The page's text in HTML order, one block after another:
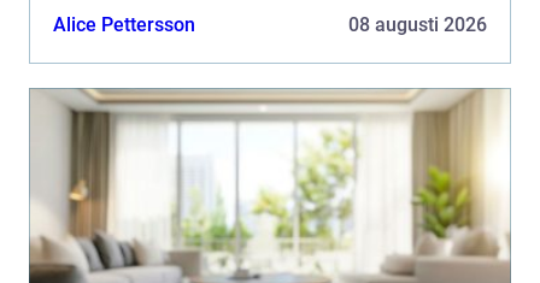
en upplevelse a...
Alice Pettersson 08 augusti 2026